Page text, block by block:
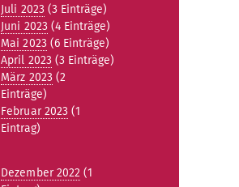
Juli 2023 (3 Einträge)
Juni 2023 (4 Einträge)
Mai 2023 (6 Einträge)
April 2023 (3 Einträge)
März 2023 (2
Einträge)
Februar 2023 (1
Eintrag)
Dezember 2022 (1